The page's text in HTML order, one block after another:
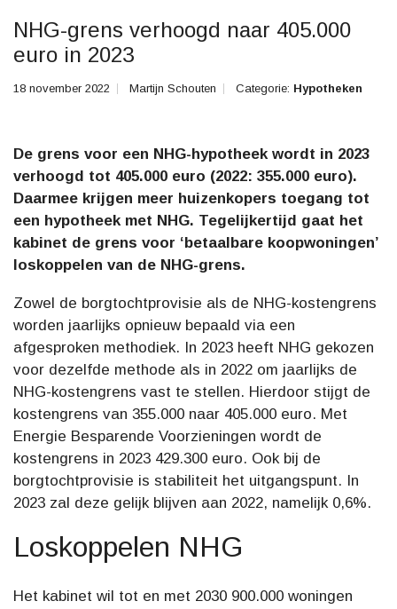
NHG-grens verhoogd naar 405.000
euro in 2023
18 november 2022 Martijn Schouten Categorie: Hypotheken
De grens voor een NHG-hypotheek wordt in 2023
verhoogd tot 405.000 euro (2022: 355.000 euro).
Daarmee krijgen meer huizenkopers toegang tot
een hypotheek met NHG. Tegelijkertijd gaat het
kabinet de grens voor ‘betaalbare koopwoningen’
loskoppelen van de NHG-grens.
Zowel de borgtochtprovisie als de NHG-kostengrens
worden jaarlijks opnieuw bepaald via een
afgesproken methodiek. In 2023 heeft NHG gekozen
voor dezelfde methode als in 2022 om jaarlijks de
NHG-kostengrens vast te stellen. Hierdoor stijgt de
kostengrens van 355.000 naar 405.000 euro. Met
Energie Besparende Voorzieningen wordt de
kostengrens in 2023 429.300 euro. Ook bij de
borgtochtprovisie is stabiliteit het uitgangspunt. In
2023 zal deze gelijk blijven aan 2022, namelijk 0,6%.
Loskoppelen NHG
Het kabinet wil tot en met 2030 900.000 woningen